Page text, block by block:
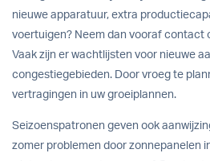
nieuwe apparatuur, extra
voertuigen? Neem dan vooraf contact
Vaak zijn er wachtlijsten voor nieuwe
congestiegebieden. Door vroeg te
vertragingen in uw groeiplannen.
Seizoenspatronen geven ook
zomer problemen door zonnepanelen